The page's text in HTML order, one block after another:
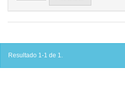
Resultado 1-1 de 1.